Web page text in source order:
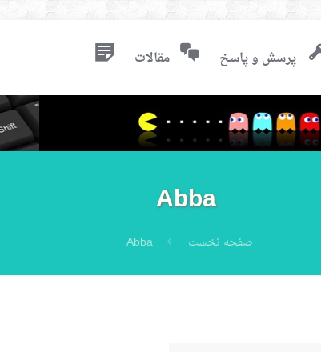
پرسش و پاسخ مقالات
Abba
صفحه نخست Abba